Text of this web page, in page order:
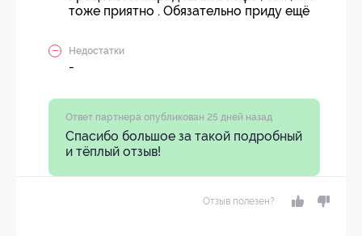
тоже приятно . Обязательно приду ещё
Недостатки
-
Ответ партнера опубликован 25 дней назад
Спасибо большое за такой подробный
и тёплый отзыв!
Отзыв полезен?